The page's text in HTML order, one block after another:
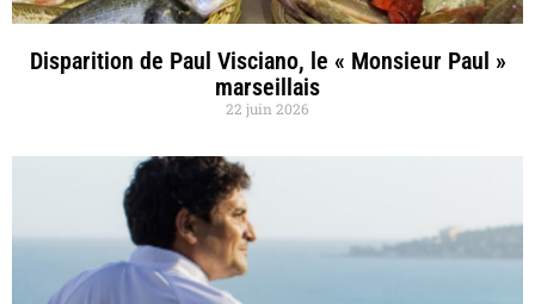
Disparition de Paul Visciano, le « Monsieur Paul »
marseillais
22 juin 2026